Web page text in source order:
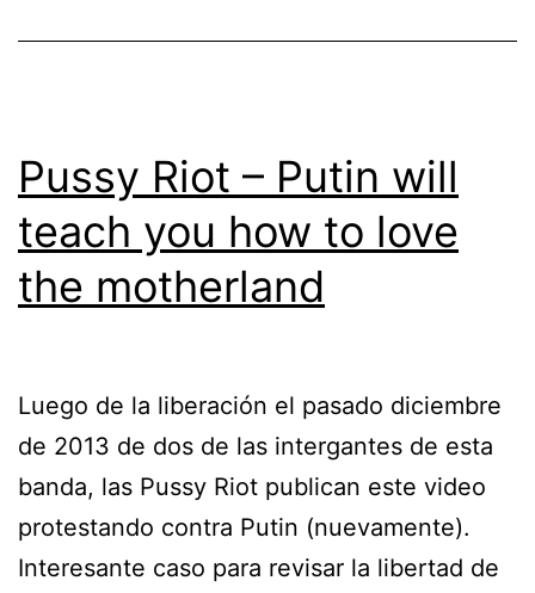
Pussy Riot – Putin will
teach you how to love
the motherland
Luego de la liberación el pasado diciembre
de 2013 de dos de las intergantes de esta
banda, las Pussy Riot publican este video
protestando contra Putin (nuevamente).
Interesante caso para revisar la libertad de